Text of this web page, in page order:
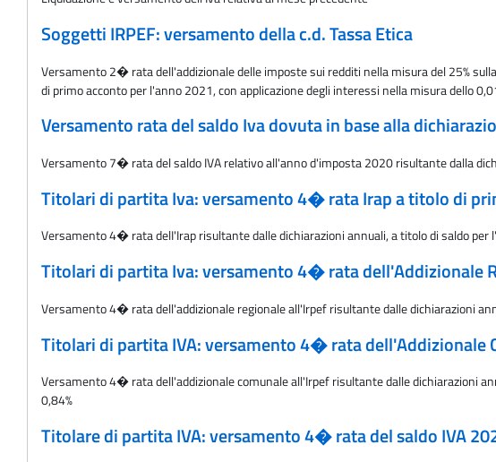
Soggetti IRPEF: versamento della c.d. Tassa Etica
Versamento 2� rata dell'addizionale delle imposte sui redditi nella misura del 25%
di primo acconto per l'anno 2021, con applicazione degli interessi nella misura dello
Versamento rata del saldo Iva dovuta in base alla
Versamento 7� rata del saldo IVA relativo all'anno d'imposta 2020 risultante dalla
Titolari di partita Iva: versamento 4� rata Irap a titolo di
Versamento 4� rata delI'Irap risultante dalle dichiarazioni annuali, a titolo di saldo
Titolari di partita Iva: versamento 4� rata dell'Addizionale
Versamento 4� rata dell'addizionale regionale all'Irpef risultante dalle dichiarazioni
Titolari di partita IVA: versamento 4� rata dell'Addizionale
Versamento 4� rata dell'addizionale comunale all'Irpef risultante dalle dichiarazioni
0,84%
Titolare di partita IVA: versamento 4� rata del saldo IVA